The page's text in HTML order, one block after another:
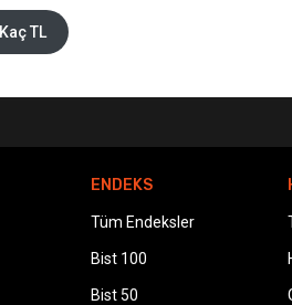
TL
ENDEKS
Tüm Endeksler
Bist 100
Bist 50